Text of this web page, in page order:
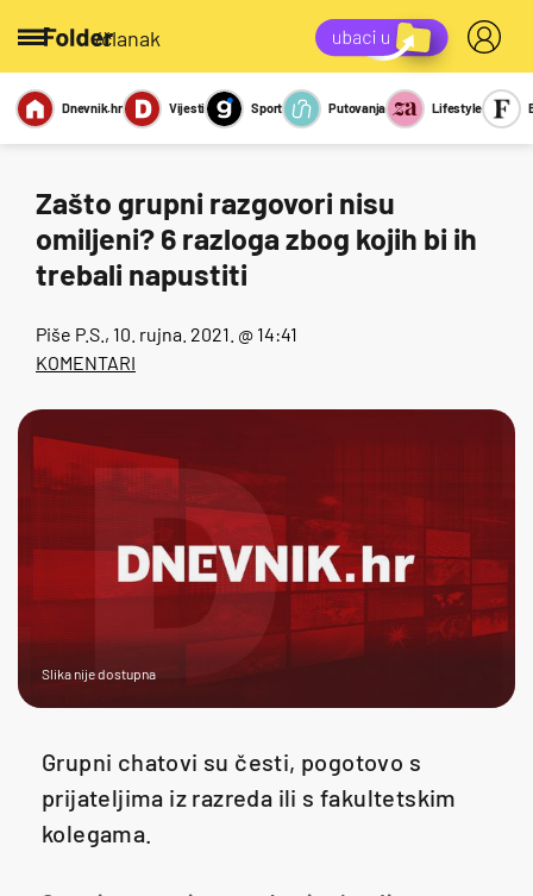
/članak
Miks Kviz
Report
Dnevnik.hr Vijesti Sport Putovanja Lifestyle
Zašto grupni razgovori nisu
omiljeni? 6 razloga zbog kojih bi ih
trebali napustiti
Piše P.S. , 10. rujna. 2021. @ 14:41
KOMENTARI
Slika nije dostupna
Grupni chatovi su česti, pogotovo s
prijateljima iz razreda ili s fakultetskim
kolegama.